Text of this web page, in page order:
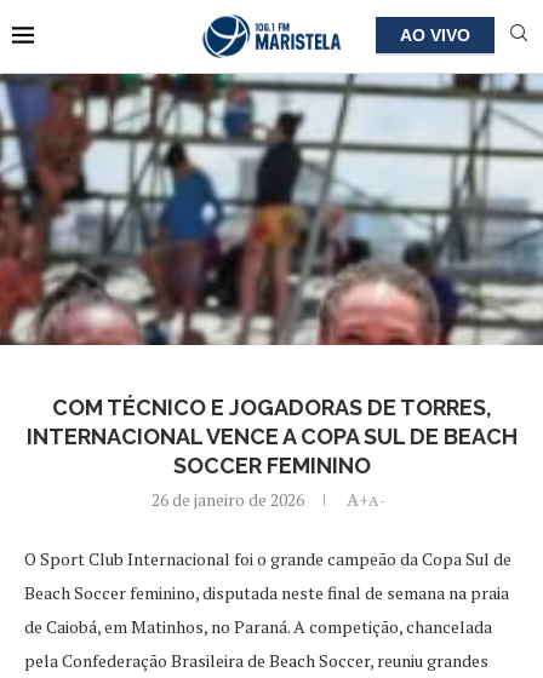
AO VIVO
COM TÉCNICO E JOGADORAS DE TORRES,
INTERNACIONAL VENCE A COPA SUL DE BEACH
SOCCER FEMININO
26 de janeiro de 2026 A+A-
O Sport Club Internacional foi o grande campeão da Copa Sul de
Beach Soccer feminino, disputada neste final de semana na praia
de Caiobá, em Matinhos, no Paraná. A competição, chancelada
pela Confederação Brasileira de Beach Soccer, reuniu grandes